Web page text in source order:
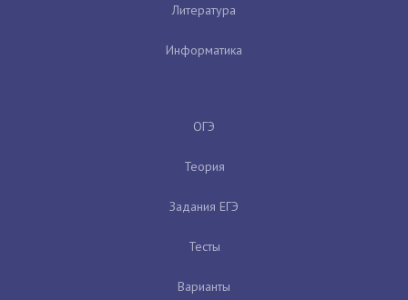
Литература
Информатика
ОГЭ
Теория
Задания ЕГЭ
Тесты
Варианты